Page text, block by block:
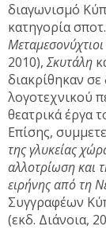
διαγωνισμό
κατηγορία
2010),Σκυτάλη
διακρίθηκαν
λογοτεχνικού
θεατρικά έργα
Επίσης,
της γλυκείας
αλλοτρίωση και
ειρήνης από τη
Συγγραφέων
(εκδ. Διάνοια,